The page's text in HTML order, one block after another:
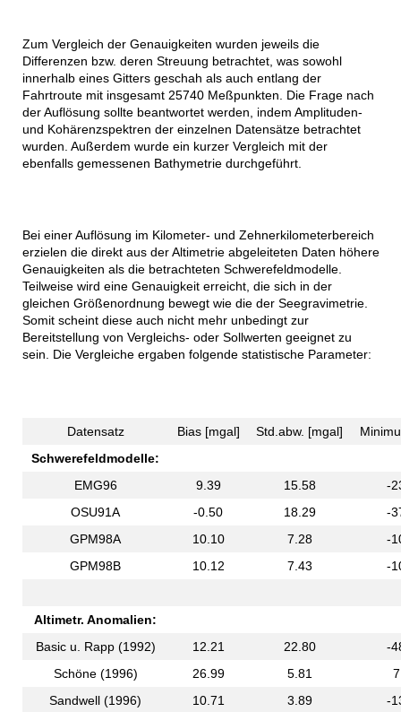
Zum Vergleich der Genauigkeiten wurden jeweils die
Differenzen bzw. deren Streuung betrachtet, was sowohl
innerhalb eines Gitters geschah als auch entlang der
Fahrtroute mit insgesamt 25740 Meßpunkten. Die Frage nach
der Auflösung sollte beantwortet werden, indem Amplituden-
und Kohärenzspektren der einzelnen Datensätze betrachtet
wurden. Außerdem wurde ein kurzer Vergleich mit der
ebenfalls gemessenen Bathymetrie durchgeführt.
Bei einer Auflösung im Kilometer- und Zehnerkilometerbereich
erzielen die direkt aus der Altimetrie abgeleiteten Daten höhere
Genauigkeiten als die betrachteten Schwerefeldmodelle.
Teilweise wird eine Genauigkeit erreicht, die sich in der
gleichen Größenordnung bewegt wie die der Seegravimetrie.
Somit scheint diese auch nicht mehr unbedingt zur
Bereitstellung von Vergleichs- oder Sollwerten geeignet zu
sein. Die Vergleiche ergaben folgende statistische Parameter:
Datensatz Bias [mgal] Std.abw. [mgal]
Schwerefeldmodelle:
EMG96
9.39 15.58
-
OSU91A
-0.50 18.29
-
GPM98A
10.10 7.28
-
GPM98B
10.12 7.43 -
Altimetr. Anomalien:
Basic u. Rapp (1992)
12.21 22.80
-
Schöne (1996)
26.99 5.81
Sandwell (1996)
10.71 3.89
-